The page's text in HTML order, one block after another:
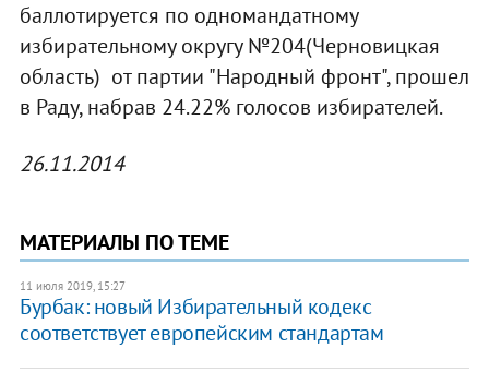
баллотируется по одномандатному
избирательному округу №204(Черновицкая
область) от партии "Народный фронт", прошел
в Раду, набрав 24.22% голосов избирателей.
26.11.2014
МАТЕРИАЛЫ ПО ТЕМЕ
11 июля 2019, 15:27
Бурбак: новый Избирательный кодекс
соответствует европейским стандартам